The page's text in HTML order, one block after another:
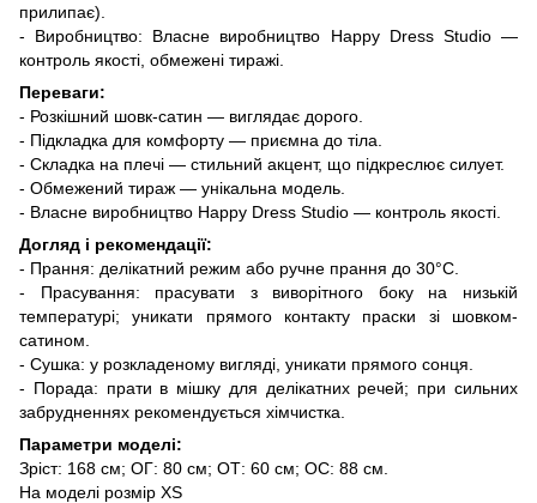
прилипає).
- Виробництво: Власне виробництво Happy Dress Studio —
контроль якості, обмежені тиражі.
Переваги:
- Розкішний шовк-сатин — виглядає дорого.
- Підкладка для комфорту — приємна до тіла.
- Складка на плечі — стильний акцент, що підкреслює силует.
- Обмежений тираж — унікальна модель.
- Власне виробництво Happy Dress Studio — контроль якості.
Догляд і рекомендації:
- Прання: делікатний режим або ручне прання до 30°C.
- Прасування: прасувати з виворітного боку на низькій
температурі; уникати прямого контакту праски зі шовком-
сатином.
- Сушка: у розкладеному вигляді, уникати прямого сонця.
- Порада: прати в мішку для делікатних речей; при сильних
забрудненнях рекомендується хімчистка.
Параметри моделі:
Зріст: 168 см; ОГ: 80 см; ОТ: 60 см; ОС: 88 см.
На моделі розмір XS